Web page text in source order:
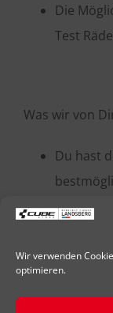
Wir verwenden
optimieren.
Die
Test
Was wir von
Du hast
Du bist
Du
Du bist